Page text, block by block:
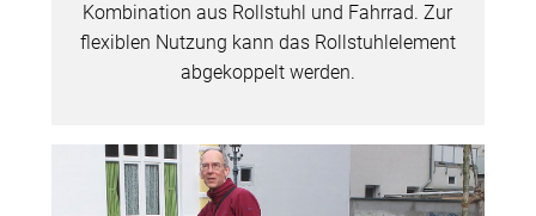
Kombination aus Rollstuhl und Fahrrad. Zur
flexiblen Nutzung kann das Rollstuhlelement
abgekoppelt werden.